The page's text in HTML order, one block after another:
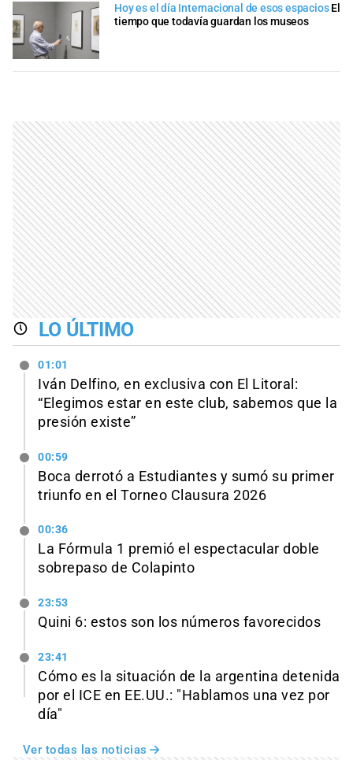
Hoy es el día Internacional de esos espacios El
tiempo que todavía guardan los museos
LO ÚLTIMO
01:01
Iván Delfino, en exclusiva con El Litoral:
“Elegimos estar en este club, sabemos que la
presión existe”
00:59
Boca derrotó a Estudiantes y sumó su primer
triunfo en el Torneo Clausura 2026
00:36
La Fórmula 1 premió el espectacular doble
sobrepaso de Colapinto
23:53
Quini 6: estos son los números favorecidos
23:41
Cómo es la situación de la argentina detenida
por el ICE en EE.UU.: "Hablamos una vez por
día"
Ver todas las noticias